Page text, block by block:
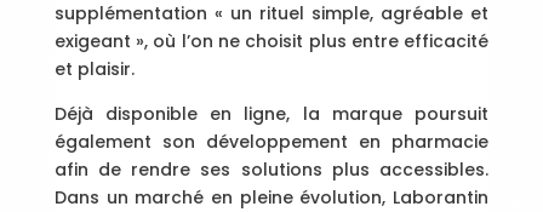
supplémentation « un rituel simple, agréable et
exigeant », où l’on ne choisit plus entre efficacité
et plaisir.
Déjà disponible en ligne, la marque poursuit
également son développement en pharmacie
afin de rendre ses solutions plus accessibles.
Dans un marché en pleine évolution, Laborantin